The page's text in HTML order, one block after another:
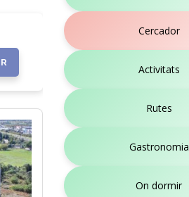
Cercador
Activitats
Rutes
Gastronomia
On dormir